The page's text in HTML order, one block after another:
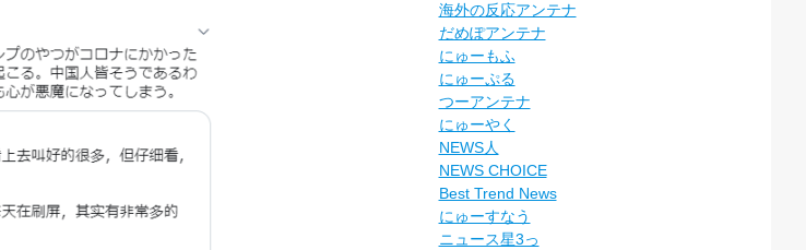
海外の反応アンテナ
だめぽアンテナ
にゅーもふ
にゅーぷる
つーアンテナ
にゅーやく
NEWS人
NEWS CHOICE
Best Trend News
にゅーすなう
ニュース星3っ